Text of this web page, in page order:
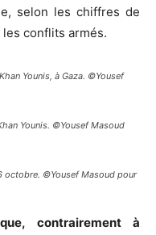
selon les chiffres de
les conflits armés.
Younis, à Gaza. ©Yousef
Younis. ©Yousef Masoud
octobre. ©Yousef Masoud pour
contrairement à